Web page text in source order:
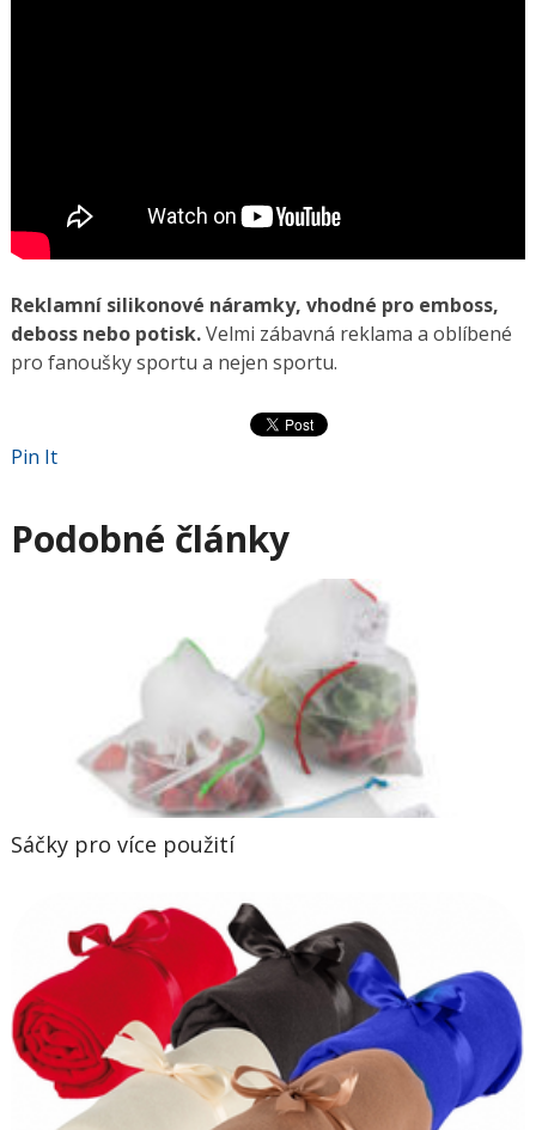
Reklamní silikonové náramky, vhodné pro emboss,
deboss nebo potisk.Velmi zábavná reklama a oblíbené
pro fanoušky sportu a nejen sportu.
Pin It
Podobné články
Sáčky pro více použití